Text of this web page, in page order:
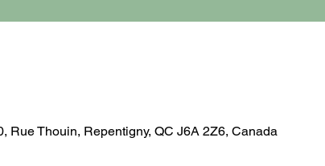
Rue Thouin, Repentigny, QC J6A 2Z6, Canada